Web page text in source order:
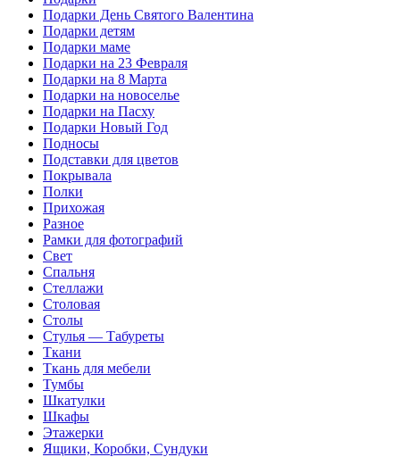
Подарки День Святого Валентина
Подарки детям
Подарки маме
Подарки на 23 Февраля
Подарки на 8 Марта
Подарки на новоселье
Подарки на Пасху
Подарки Новый Год
Подносы
Подставки для цветов
Покрывала
Полки
Прихожая
Разное
Рамки для фотографий
Свет
Спальня
Стеллажи
Столовая
Столы
Стулья — Табуреты
Ткани
Ткань для мебели
Тумбы
Шкатулки
Шкафы
Этажерки
Ящики, Коробки, Сундуки